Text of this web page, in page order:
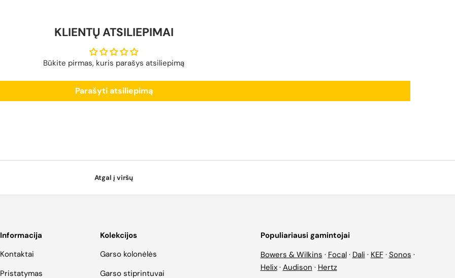
KLIENTŲ ATSILIEPIMAI
Būkite pirmas, kuris parašys atsiliepimą
Parašyti atsiliepimą
Atgal į viršų
Informacija
Kontaktai
Pristatymas
Kolekcijos
Garso kolonėlės
Garso stiprintuvai
Populiariausi gamintojai
Bowers & Wilkins · Focal· Dali · KEF· Sonos ·
Helix· Audison · Hertz